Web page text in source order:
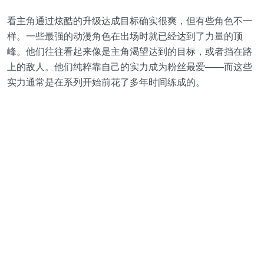
看主角通过炫酷的升级达成目标确实很爽，但有些角色不一
样。一些最强的动漫角色在出场时就已经达到了力量的顶
峰。他们往往看起来像是主角渴望达到的目标，或者挡在路
上的敌人。他们纯粹靠自己的实力成为粉丝最爱——而这些
实力通常是在系列开始前花了多年时间练成的。